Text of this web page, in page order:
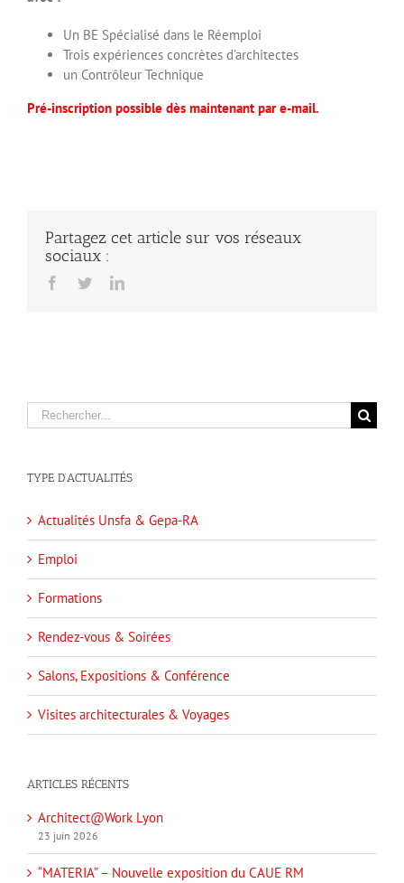
Un BE Spécialisé dans le Réemploi
Trois expériences concrètes d’architectes
un Contrôleur Technique
Pré-inscription possible dès maintenant par e-mail.
Partagez cet article sur vos réseaux
sociaux :
Facebook
TwitterLinkedIn
Rechercher
TYPE D’ACTUALITÉS
Actualités Unsfa & Gepa-RA
Emploi
Formations
Rendez-vous & Soirées
Salons, Expositions & Conférence
Visites architecturales & Voyages
ARTICLES RÉCENTS
Architect@Work Lyon
23 juin 2026
“MATERIA” – Nouvelle exposition du CAUE RM